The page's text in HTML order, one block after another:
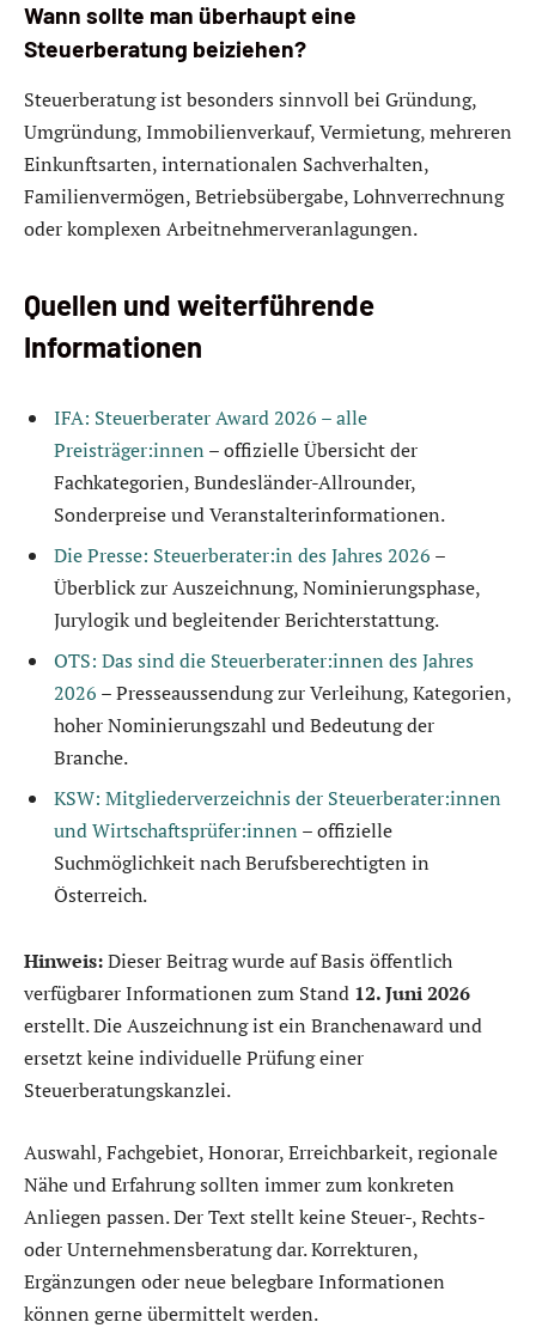
Wann sollte man überhaupt eine
Steuerberatung beiziehen?
Steuerberatung ist besonders sinnvoll bei Gründung,
Umgründung, Immobilienverkauf, Vermietung, mehreren
Einkunftsarten, internationalen Sachverhalten,
Familienvermögen, Betriebsübergabe, Lohnverrechnung
oder komplexen Arbeitnehmerveranlagungen.
Quellen und weiterführende
Informationen
IFA: Steuerberater Award 2026 – alle
Preisträger:innen – offizielle Übersicht der
Fachkategorien, Bundesländer-Allrounder,
Sonderpreise und Veranstalterinformationen.
Die Presse: Steuerberater:in des Jahres 2026 –
Überblick zur Auszeichnung, Nominierungsphase,
Jurylogik und begleitender Berichterstattung.
OTS: Das sind die Steuerberater:innen des Jahres
2026 – Presseaussendung zur Verleihung, Kategorien,
hoher Nominierungszahl und Bedeutung der
Branche.
KSW: Mitgliederverzeichnis der Steuerberater:innen
und Wirtschaftsprüfer:innen – offizielle
Suchmöglichkeit nach Berufsberechtigten in
Österreich.
Hinweis:Dieser Beitrag wurde auf Basis öffentlich
verfügbarer Informationen zum Stand 12. Juni 2026
erstellt. Die Auszeichnung ist ein Branchenaward und
ersetzt keine individuelle Prüfung einer
Steuerberatungskanzlei.
Auswahl, Fachgebiet, Honorar, Erreichbarkeit, regionale
Nähe und Erfahrung sollten immer zum konkreten
Anliegen passen. Der Text stellt keine Steuer-, Rechts-
oder Unternehmensberatung dar. Korrekturen,
Ergänzungen oder neue belegbare Informationen
können gerne übermittelt werden.